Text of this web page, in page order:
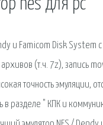
nes для pc
и Famicom Disk
(т.ч. 7z), запись
точность эмуляции,
в разделе " КПК и